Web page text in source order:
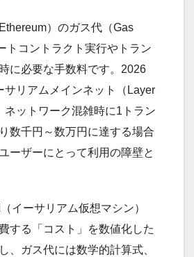
）のガス代（Gas
トコントラクト実行やトラン
に必要な手数料です。2026
サリアムメインネット（Layer
ネットワーク混雑時に1トラン
数千円～数万円に達する場合
ーザーにとって利用の障壁と
イーサリアム仮想マシン）
する「コスト」を数値化した
、ガス代には数学的計算式、